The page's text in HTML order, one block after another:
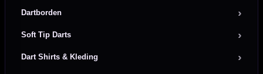
Dartborden
Soft Tip Darts
Dart Shirts & Kleding